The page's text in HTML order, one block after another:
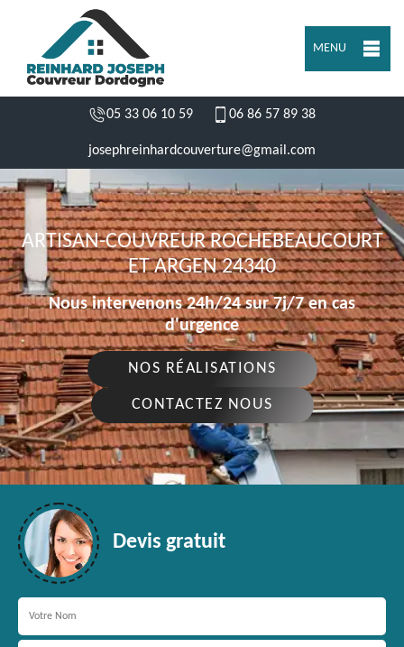
MENU
05 33 06 10 59 06 86 57 89 38
josephreinhardcouverture@gmail.com
ARTISAN-COUVREUR ROCHEBEAUCOURT
ET ARGEN 24340
Nous intervenons 24h/24 sur 7j/7 en cas
d'urgence
NOS RÉALISATIONS
CONTACTEZ NOUS
Devis gratuit